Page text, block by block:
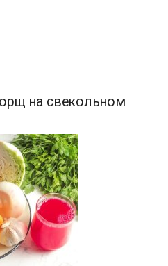
на свекольном